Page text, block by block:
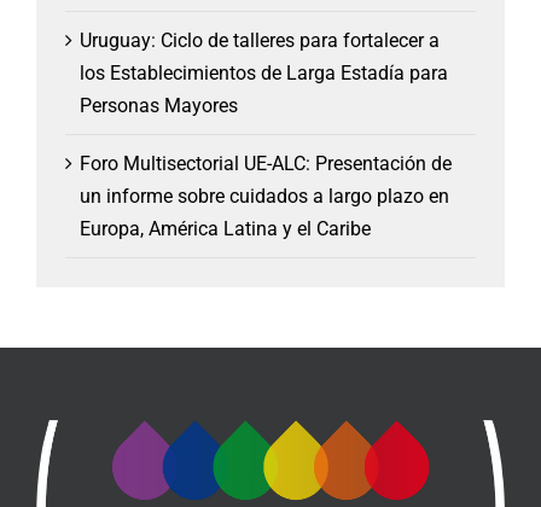
Uruguay: Ciclo de talleres para fortalecer a
los Establecimientos de Larga Estadía para
Personas Mayores
Foro Multisectorial UE-ALC: Presentación de
un informe sobre cuidados a largo plazo en
Europa, América Latina y el Caribe